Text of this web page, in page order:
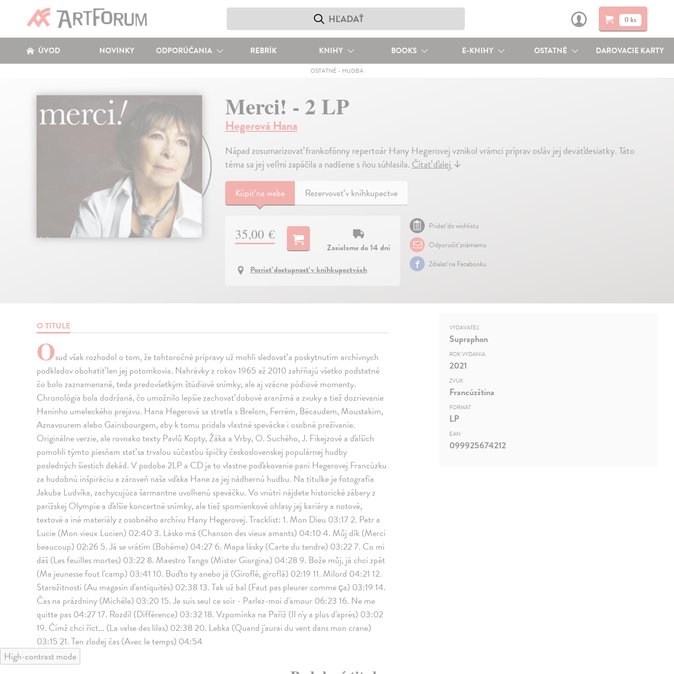
0 ks
ÚVOD NOVINKY ODPORÚČANIA REBRÍK KNIHY BOOKS E-KNIHY OSTATNÉ DAROVACIE KARTY
OSTATNÉ- HUDBA
Merci! - 2 LP
Hegerová Hana
Nápad zosumarizovať frankofónny repertoár Hany Hegerovej vznikol vrámci príprav osláv jej deväťdesiatky. Táto
téma sa jej veľmi zapáčila a nadšene s ňou súhlasila.Čítať ďalej↓
Kúpiťna webe Rezervovať v kníhkupectve
35,00 €
Zasielame do 14 dní
Pozrieť dostupnosť v kníhkupectvách
Pridať do wishlistu
Odporučiť známemu
Zdielať na Facebooku
O TITULE
Osud však rozhodol o tom, že tohtoročné prípravy už mohli sledovať a poskytnutím archívnych
podkladov obohatiť len jej potomkovia. Nahrávky z rokov 1965 až 2010 zahŕňajú všetko podstatné
čo bolo zaznamenané, teda predovšetkým štúdiové snímky, ale aj vzácne pódiové momenty.
Chronológia bola dodržaná, čo umožnilo lepšie zachovať dobové aranžmá a zvuky a tiež dozrievanie
Haninho umeleckého prejavu. Hana Hegerová sa stretla s Brelom, Ferrém, Bécaudem, Moustakim,
Aznavourem alebo Gainsbourgem, aby k tomu pridala vlastné spevácke i osobné prežívanie.
Originálne verzie, ale rovnako texty Pavlů Kopty, Žáka a Vrby, O. Suchého, J. Fikejzové a ďalších
pomohli týmto piesňam stať sa trvalou súčasťou špičky československej populárnej hudby
posledných šiestich dekád. V podobe 2LP a CD je to vlastne poďakovanie pani Hegerovej Francúzku
za hudobnú inšpiráciu a zároveň naša vďaka Hane za jej nádhernú hudbu. Na titulke je fotografia
Jakuba Ludvíka, zachycujúca šarmantne uvoľnenú speváčku. Vo vnútri nájdete historické zábery z
parížskej Olympie a ďalšie koncertné snímky, ale tiež spomienkové ohlasy jej kariéry a notové,
textové a iné materiály z osobného archívu Hany Hegerovej. Tracklist: 1. Mon Dieu 03:17 2. Petr a
Lucie (Mon vieux Lucien) 02:40 3. Lásko má (Chanson des vieux amants) 04:10 4. Můj dík (Merci
beaucoup) 02:26 5. Já se vrátím (Bohéme) 04:27 6. Mapa lásky (Carte du tendre) 03:22 7. Co mi
dáš (Les feuilles mortes) 03:22 8. Maestro Tango (Mister Giorgina) 04:28 9. Bože můj, já chci zpět
(Ma jeunesse fout l'camp) 03:41 10. Buďto ty anebo já (Giroflé, giroflá) 02:19 11. Milord 04:21 12.
Starožitnosti (Au magasin d'antiquités) 02:38 13. Tak už bal (Faut pas pleurer comme ça) 03:19 14.
Čas na prázdniny (Michéle) 03:20 15. Je suis seul ce soir - Parlez-moi d'amour 06:23 16. Ne me
quitte pas 04:27 17. Rozdíl (Différence) 03:32 18. Vzpomínka na Paříž (Il n'y a plus d'aprés) 03:02
19. Čímž chci říct... (La valse des lilas) 02:38 20. Lebka (Quand j'aurai du vent dans mon crane)
03:15 21. Ten zlodej čas (Avec le temps) 04:54
VYDAVATEĽ
Supraphon
ROK VYDANIA
2021
ZVUK
Francúzština
FORMÁT
LP
EAN
099925674212
High-contrast mode